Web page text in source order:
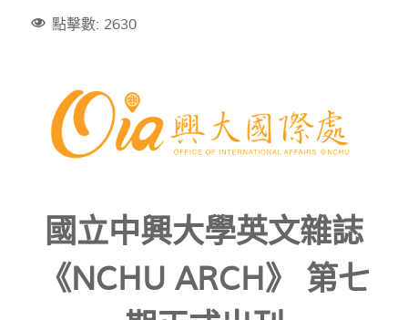
點擊數: 2630
國立中興大學英文雜誌
《NCHU ARCH》 第七